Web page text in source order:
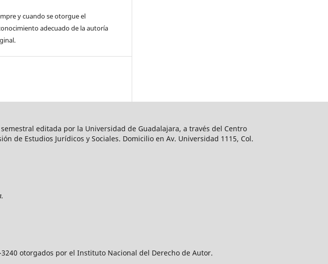
y cuando se otorgue el
adecuado de la autoría
editada por la Universidad de Guadalajara, a través del Centro
de Estudios Jurídicos y Sociales. Domicilio en Av. Universidad 1115, Col.
otorgados por el Instituto Nacional del Derecho de Autor.